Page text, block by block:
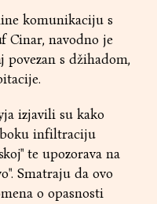
komunikaciju s
Cinar, navodno je
povezan s džihadom,
izjavili su kako
infiltraciju
te upozorava na
Smatraju da ovo
o opasnosti